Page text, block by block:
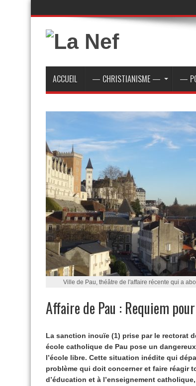
ACCUEIL — CHRISTIANISME — —
Ville de Pau, théâtre de l'affaire récente qui a
Affaire de Pau : Requiem
La sanction inouïe (1) prise par le rectorat
école catholique de Pau pose un
l’école libre. Cette situation inédite qui
problème qui doit concerner et faire réagir
d’éducation et à l’enseignement